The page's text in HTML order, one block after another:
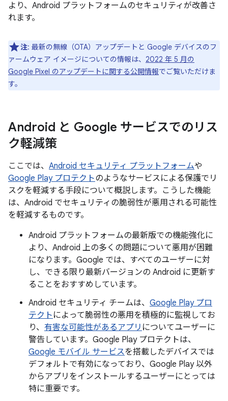
より、Android プラットフォームのセキュリティが改善さ
れます。
注: 最新の無線（OTA）アップデートと Google デバイスのフ
ァームウェア イメージについての情報は、 2022 年 5 月の
Google Pixel のアップデートに関する公開情報でご覧いただけま
す。
Android と Google サービスでのリス
ク軽減策
ここでは、 Android セキュリティ プラットフォームや
Google Play プロテクトのようなサービスによる保護でリ
スクを軽減する手段について概説します。こうした機能
は、Android でセキュリティの脆弱性が悪用される可能性
を軽減するものです。
Android プラットフォームの最新版での機能強化に
より、Android 上の多くの問題について悪用が困難
になります。Google では、すべてのユーザーに対
し、できる限り最新バージョンの Android に更新す
ることをおすすめしています。
Android セキュリティ チームは、 Google Play プロ
テクト によって脆弱性の悪用を積極的に監視してお
り、 有害な可能性があるアプリ についてユーザーに
警告しています。Google Play プロテクトは、
Google モバイル サービスを搭載したデバイスでは
デフォルトで有効になっており、Google Play 以外
からアプリをインストールするユーザーにとっては
特に重要です。